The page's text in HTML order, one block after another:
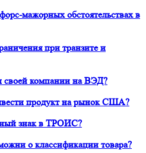
мажорных обстоятельствах в
при транзите и
своей компании на ВЭД?
продукт на рынок США?
знак в ТРОИС?
о классификации товара?